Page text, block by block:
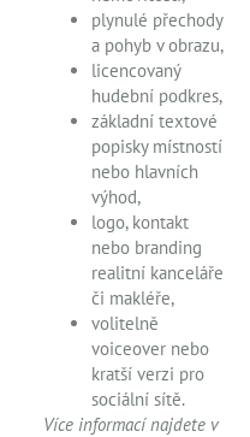
plynulé přechody
a pohyb v obrazu,
licencovaný
hudební podkres,
základní textové
popisky místností
nebo hlavních
výhod,
logo, kontakt
nebo branding
realitní kanceláře
či makléře,
volitelně
voiceover nebo
kratší verzi pro
sociální sítě.
Více informací najdete v